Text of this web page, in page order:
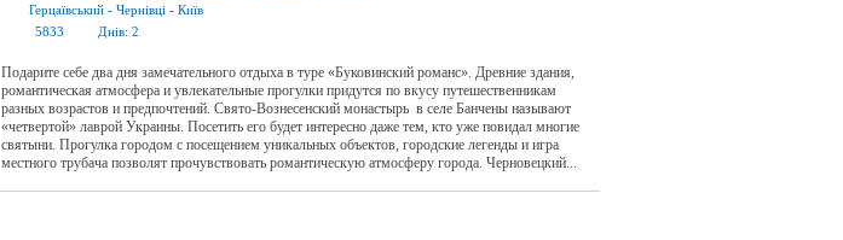
Герцаївський - Чернівці - Київ
5833
Днів: 2
Подарите себе два дня замечательного отдыха в туре «Буковинский романс». Древние здания,
романтическая атмосфера и увлекательные прогулки придутся по вкусу путешественникам
разных возрастов и предпочтений. Свято-Вознесенский монастырь в селе Банчены называют
«четвертой» лаврой Украины. Посетить его будет интересно даже тем, кто уже повидал многие
святыни. Прогулка городом с посещением уникальных объектов, городские легенды и игра
местного трубача позволят прочувствовать романтическую атмосферу города. Черновецкий...